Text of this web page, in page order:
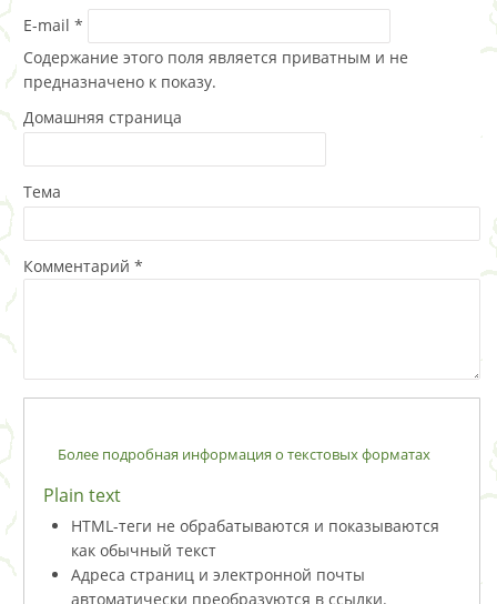
E-mail *
Содержание этого поля является приватным и не
предназначено к показу.
Домашняя страница
Тема
Комментарий *
Более подробная информация о текстовых форматах
Plain text
HTML-теги не обрабатываются и показываются
как обычный текст
Адреса страниц и электронной почты
автоматически преобразуются в ссылки.